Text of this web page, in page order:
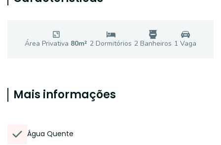
Área Privativa 80m² 2 Dormitórios 2 Banheiros 1 Vaga
Mais informações
Água Quente